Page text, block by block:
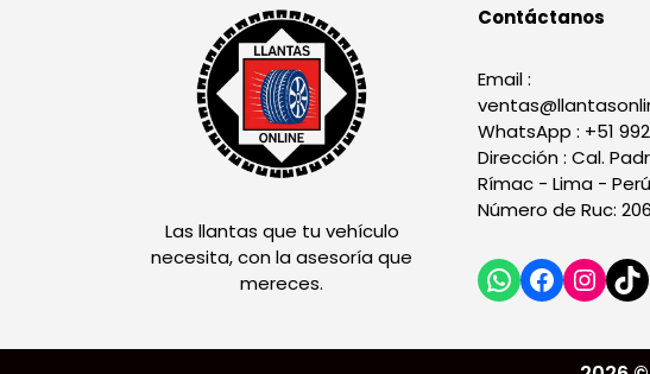
Las llantas que tu vehículo
necesita, con la asesoría que
mereces.
Contáctanos
Email :
WhatsApp : +51
Dirección : Cal.
Rímac - Lima - Perú
Número de Ruc: